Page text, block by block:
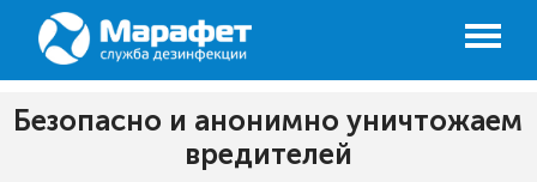
Безопасно и анонимно уничтожаем
вредителей